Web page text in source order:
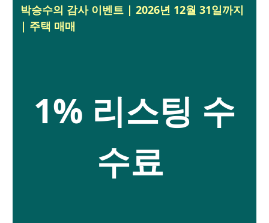
박승수의 감사 이벤트 | 2026년 12월 31일까지
| 주택 매매
1% 리스팅 수
수료